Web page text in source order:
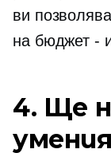
ви
на бюджет -
4. Ще
умения